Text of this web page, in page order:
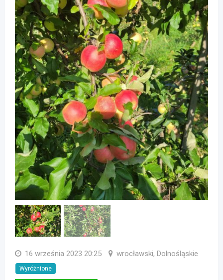
16 września 2023 20:25 wrocławski, Dolnośląskie
Wyróżnione